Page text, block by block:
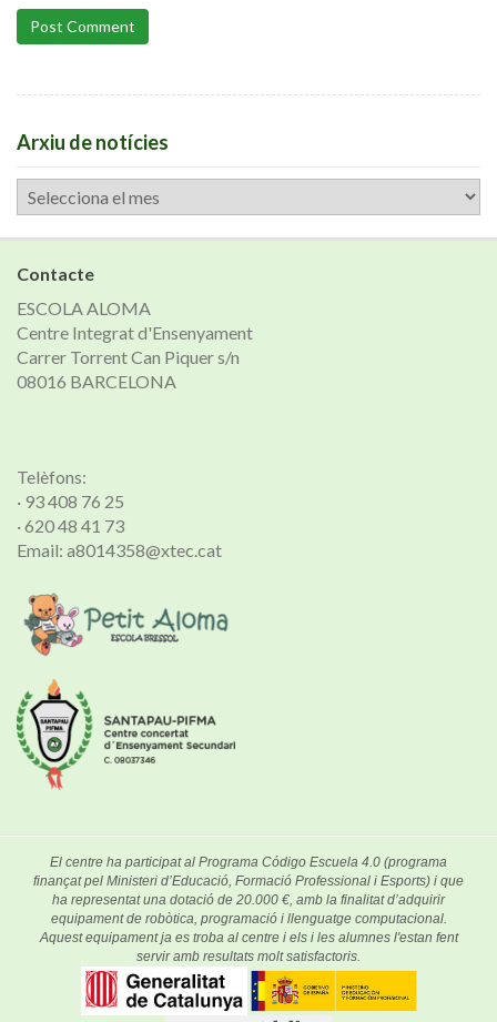
Post Comment
Arxiu de notícies
Arxiu
de
notícies
Contacte
ESCOLA ALOMA
Centre Integrat d'Ensenyament
Carrer Torrent Can Piquer s/n
08016 BARCELONA
Telèfons:
· 93 408 76 25
· 620 48 41 73
Email: a8014358@xtec.cat
El centre ha participat al Programa Código Escuela 4.0 (programa
finançat pel Ministeri d’Educació, Formació Professional i Esports) i que
ha representat una dotació de 20.000 €, amb la finalitat d’adquirir
equipament de robòtica, programació i llenguatge computacional.
Aquest equipament ja es troba al centre i els i les alumnes l'estan fent
servir amb resultats molt satisfactoris.